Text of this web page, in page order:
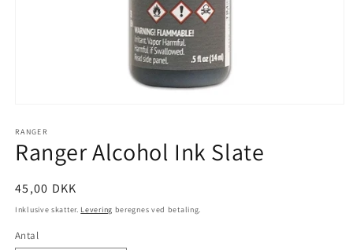
RANGER
Ranger Alcohol Ink Slate
45,00 DKK
Inklusive skatter. Levering beregnes ved betaling.
Antal